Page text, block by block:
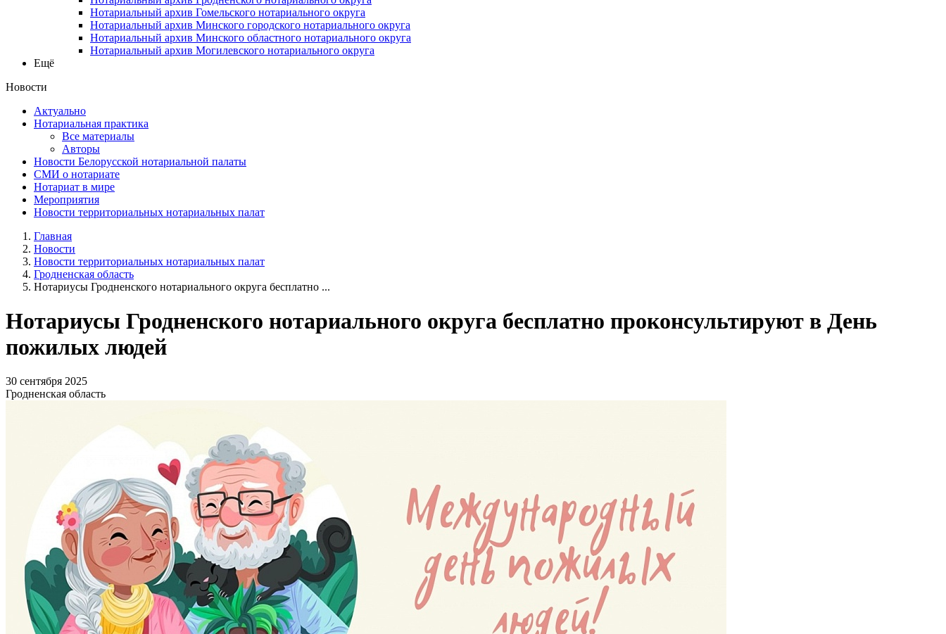
Нотариальный архив Гомельского нотариального округа
Нотариальный архив Минского городского нотариального округа
Нотариальный архив Минского областного нотариального округа
Нотариальный архив Могилевского нотариального округа
Ещё
Новости
Актуально
Нотариальная практика
Все материалы
Авторы
Новости Белорусской нотариальной палаты
СМИ о нотариате
Нотариат в мире
Мероприятия
Новости территориальных нотариальных палат
Главная
Новости
Новости территориальных нотариальных палат
Гродненская область
Нотариусы Гродненского нотариального округа бесплатно ...
Нотариусы Гродненского нотариального округа бесплатно проконсультируют в День
пожилых людей
30 сентября 2025
Гродненская область